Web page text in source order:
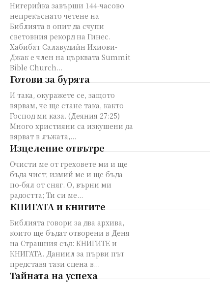
Нигерийка завърши 144-часово
непрекъснато четене на
Библията в опит да счупи
световния рекорд на Гинес.
Хабибат Салавудийн Ихиови-
Джак e член на църквата Summit
Bible Church...
Готови за бурята
И така, окуражете се, защото
вярвам, че ще стане така, както
Господ ми каза. (Деяния 27:25)
Много християни са изкушени да
вярват в лъжата,...
Изцеление отвътре
Очисти ме от греховете ми и ще
бъда чист; измий ме и ще бъда
по-бял от сняг. О, върни ми
радостта; Ти си ме...
КНИГАТА и книгите
Библията говори за два архива,
които ще бъдат отворени в Деня
на Страшния съд: КНИГИТЕ и
КНИГАТА. Даниил за първи път
представя тази сцена в...
Тайната на успеха